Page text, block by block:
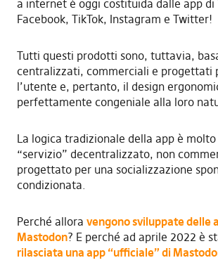
a internet è oggi costituida dalle app di
Facebook, TikTok, Instagram e Twitter!
Tutti questi prodotti sono, tuttavia,
centralizzati, commerciali e progettati
l’utente e, pertanto, il design
perfettamente congeniale alla loro
La logica tradizionale della app è
“servizio” decentralizzato, non
progettato per una socializzazione
condizionata.
Perché allora vengono sviluppate delle
Mastodon? E perché ad aprile 2022 è
rilasciata una app “ufficiale” di